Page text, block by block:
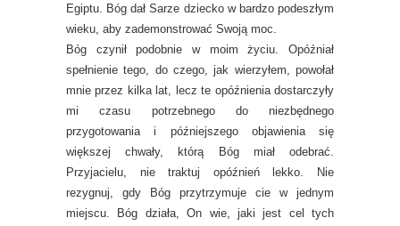
Egiptu. Bóg dał Sarze dziecko w bardzo podeszłym
wieku, aby zademonstrować Swoją moc.
Bóg czynił podobnie w moim życiu. Opóźniał
spełnienie tego, do czego, jak wierzyłem, powołał
mnie przez kilka lat, lecz te opóźnienia dostarczyły
mi czasu potrzebnego do niezbędnego
przygotowania i późniejszego objawienia się
większej chwały, którą Bóg miał odebrać.
Przyjacielu, nie traktuj opóźnień lekko. Nie
rezygnuj, gdy Bóg przytrzymuje cie w jednym
miejscu. Bóg działa, On wie, jaki jest cel tych